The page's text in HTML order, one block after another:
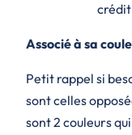
crédit
Associé à sa
Petit rappel si
sont celles
sont 2 couleurs